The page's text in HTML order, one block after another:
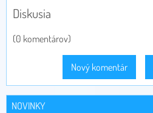
Diskusia
(0 komentárov)
Nový komentár
NOVINKY